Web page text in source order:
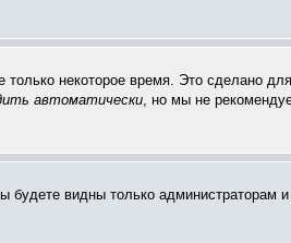
некоторое время. Это сделано
автоматически, но мы не
будете видны только администраторам